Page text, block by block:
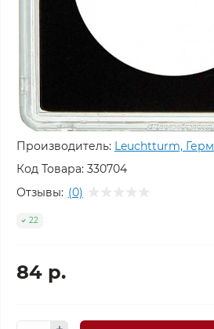
Производитель: Leuchtturm,
Код Товара: 330704
Отзывы: (0)
22
84 р.